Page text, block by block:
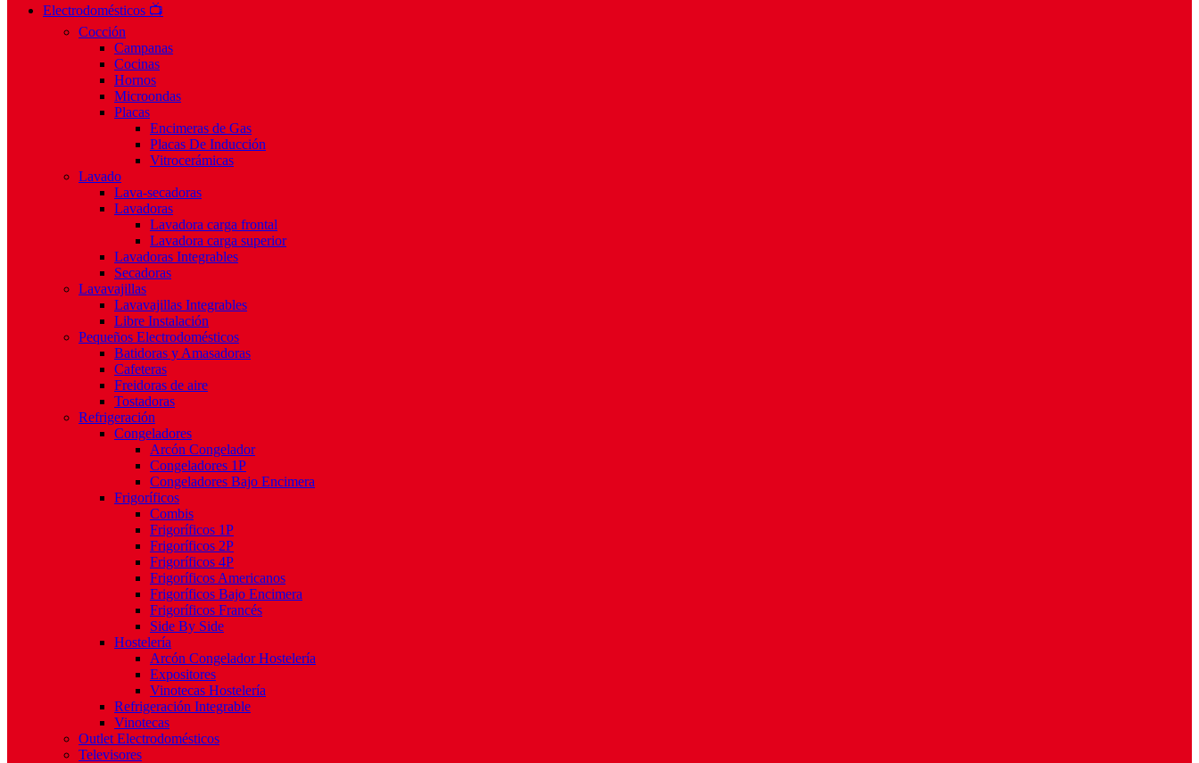
Electrodomésticos 📺
Cocción
Campanas
Cocinas
Hornos
Microondas
Placas
Encimeras de Gas
Placas De Inducción
Vitrocerámicas
Lavado
Lava-secadoras
Lavadoras
Lavadora carga frontal
Lavadora carga superior
Lavadoras Integrables
Secadoras
Lavavajillas
Lavavajillas Integrables
Libre Instalación
Pequeños Electrodomésticos
Batidoras y Amasadoras
Cafeteras
Freidoras de aire
Tostadoras
Refrigeración
Congeladores
Arcón Congelador
Congeladores 1P
Congeladores Bajo Encimera
Frigoríficos
Combis
Frigoríficos 1P
Frigoríficos 2P
Frigoríficos 4P
Frigoríficos Americanos
Frigoríficos Bajo Encimera
Frigoríficos Francés
Side By Side
Hostelería
Arcón Congelador Hostelería
Expositores
Vinotecas Hostelería
Refrigeración Integrable
Vinotecas
Outlet Electrodomésticos
Televisores